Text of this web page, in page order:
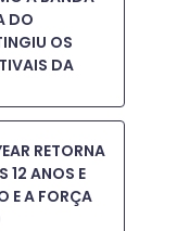
DO
OS
DA
RETORNA
12 ANOS E
E A FORÇA